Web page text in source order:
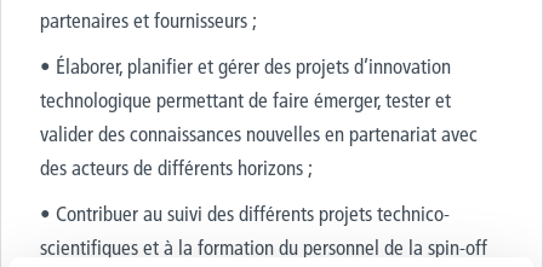
partenaires et fournisseurs ;
• Élaborer, planifier et gérer des projets d’innovation
technologique permettant de faire émerger, tester et
valider des connaissances nouvelles en partenariat avec
des acteurs de différents horizons ;
• Contribuer au suivi des différents projets technico-
scientifiques et à la formation du personnel de la spin-off